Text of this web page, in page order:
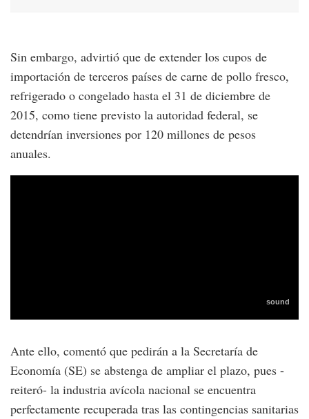
Sin embargo, advirtió que de extender los cupos de
importación de terceros países de carne de pollo fresco,
refrigerado o congelado hasta el 31 de diciembre de
2015, como tiene previsto la autoridad federal, se
detendrían inversiones por 120 millones de pesos
anuales.
Ante ello, comentó que pedirán a la Secretaría de
Economía (SE) se abstenga de ampliar el plazo, pues -
reiteró- la industria avícola nacional se encuentra
perfectamente recuperada tras las contingencias sanitarias